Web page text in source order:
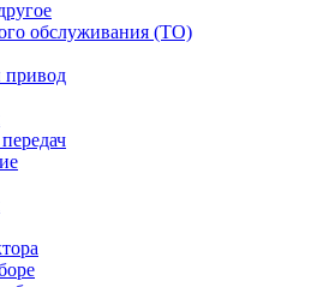
обслуживания (ТО)
привод